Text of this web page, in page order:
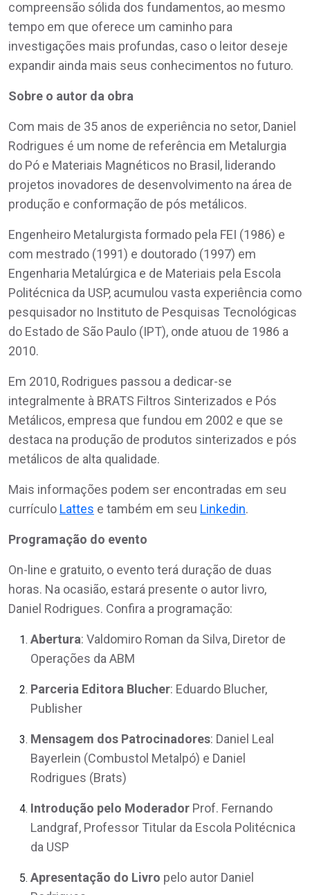
compreensão sólida dos fundamentos, ao mesmo
tempo em que oferece um caminho para
investigações mais profundas, caso o leitor deseje
expandir ainda mais seus conhecimentos no futuro.
Sobre o autor da obra
Com mais de 35 anos de experiência no setor, Daniel
Rodrigues é um nome de referência em Metalurgia
do Pó e Materiais Magnéticos no Brasil, liderando
projetos inovadores de desenvolvimento na área de
produção e conformação de pós metálicos.
Engenheiro Metalurgista formado pela FEI (1986) e
com mestrado (1991) e doutorado (1997) em
Engenharia Metalúrgica e de Materiais pela Escola
Politécnica da USP, acumulou vasta experiência como
pesquisador no Instituto de Pesquisas Tecnológicas
do Estado de São Paulo (IPT), onde atuou de 1986 a
2010.
Em 2010, Rodrigues passou a dedicar-se
integralmente à BRATS Filtros Sinterizados e Pós
Metálicos, empresa que fundou em 2002 e que se
destaca na produção de produtos sinterizados e pós
metálicos de alta qualidade.
Mais informações podem ser encontradas em seu
currículo Lattes e também em seu Linkedin.
Programação do evento
On-line e gratuito, o evento terá duração de duas
horas. Na ocasião, estará presente o autor livro,
Daniel Rodrigues. Confira a programação:
Abertura: Valdomiro Roman da Silva, Diretor de
Operações da ABM
Parceria Editora Blucher: Eduardo Blucher,
Publisher
Mensagem dos Patrocinadores: Daniel Leal
Bayerlein (Combustol Metalpó) e Daniel
Rodrigues (Brats)
Introdução pelo Moderador Prof. Fernando
Landgraf, Professor Titular da Escola Politécnica
da USP
Apresentação do Livro pelo autor Daniel